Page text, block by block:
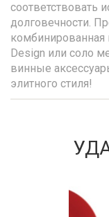
соответствовать
долговечности.
комбинированная
Design или соло
винные
элитного стиля!